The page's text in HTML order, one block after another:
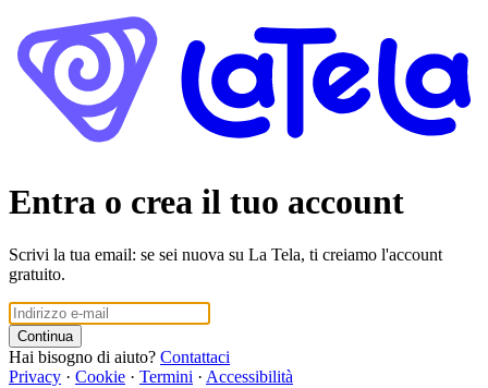
Entra o crea il tuo account
Scrivi la tua email: se sei nuova su La Tela, ti creiamo l'account
gratuito.
Continua
Hai bisogno di aiuto? Contattaci
Privacy · Cookie · Termini · Accessibilità